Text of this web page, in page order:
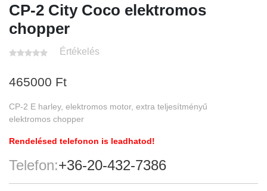
CP-2 City Coco elektromos
chopper
Értékelés
465000 Ft
CP-2 E harley, elektromos motor, extra teljesítményű
elektromos chopper
Rendelésed telefonon is leadhatod!
Telefon:+36-20-432-7386